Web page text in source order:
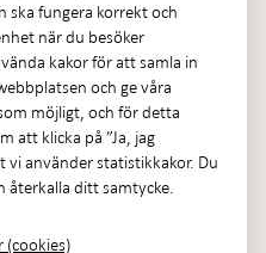
-
Öppnas
i
ny
ska fungera korrekt och
när du besöker
kakor för att samla in
och ge våra
möjligt, och för detta
att klicka på ”Ja, jag
vi använder statistikkakor. Du
återkalla ditt samtycke.
(cookies)